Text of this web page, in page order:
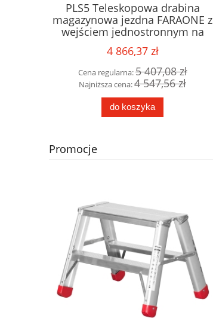
PLS5 Teleskopowa drabina
magazynowa jezdna FARAONE z
wejściem jednostronnym na
schody - platforma 5-stopniowa,
wysokość robocza 4,38m
4 866,37 zł
Cena regularna:5 407,08 zł
Najniższa cena:4 547,56 zł
do koszyka
Promocje